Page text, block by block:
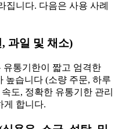
집니다. 다음은 사용 사례
과일 및 채소)
통기한이 짧고 엄격한
높습니다 (소량 주문, 하루
도, 정확한 유통기한 관리
게 합니다.